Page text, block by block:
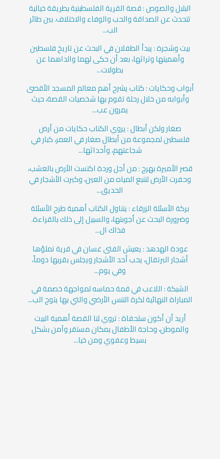
البلبل والصوص : قصة القرية الفلسطينية بطريقة خيالية
تتحدث عن الصداقة والحب والوفاء والاختلاف. بين طائر
الب...
بيت وشجرة : يبدأ الطفلان في البحث عن تاريخ فلسطين
وأهميتها وتراثها، بعد أن حكى لهما والداهما عن
بطولات...
أبواب وحكايات : كتاب يشرح أهم معالم المسجد الأقصى
وأبوابه من خلال رحلة تقوم بها شخصيات القصة، حيث
يمرون عب...
صغار ولكن أبطال : يروي الكتاب حكايات من أرض
فلسطين لمجموعة من أبطال صغار في العمر، كبار في
شجاعتهم، وأحداثها...
قصر الأميرة بهرج : من أجل وردة اكتست الأرض بالعشب،
وحفرت الأرض لتنبع المياه من العين، وكبرت الأشجار في
الحديق...
بركة الأسئلة الزرقاء : يتناول الكتاب أهمية طرح الأسئلة
وضرورة البحث عن أجوبتها، والسبيل إلى ذلك بالقراءة.
فذاك ال...
عودة الهدهد : يعيش الفتى غسان في قرية تملؤها
أشجار البرتقال، يحب أحد الأشجار ويجلس بقربها دوماً،
وفي يوم...
الشبكة : اللاعب في قمة حماسه لمواجهة خصمة في
المباراة النهائية لكرة التنس الأرضي والتي بها يتوج الب...
أريد أن أكون سلحفاة : تروي لنا القصة أهمية البيت
والموطن، وحاجة الأطفال بمكان مستقر وآمن بشكل
بسيط وعفوي ومن خيا...